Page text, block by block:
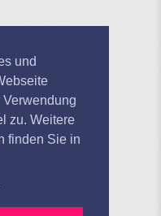
und
zu. Weitere
finden Sie in